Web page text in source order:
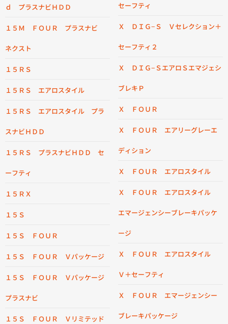
ｄ プラスナビＨＤＤ
１５Ｍ ＦＯＵＲ プラスナビ
ネクスト
１５ＲＳ
１５ＲＳ エアロスタイル
１５ＲＳ エアロスタイル プラ
スナビＨＤＤ
１５ＲＳ プラスナビＨＤＤ セ
ーフティ
１５ＲＸ
１５Ｓ
１５Ｓ ＦＯＵＲ
１５Ｓ ＦＯＵＲ Ｖパッケージ
１５Ｓ ＦＯＵＲ Ｖパッケージ
プラスナビ
１５Ｓ ＦＯＵＲ Ｖリミテッド
セーフティ
Ｘ ＤＩＧ−Ｓ Ｖセレクション＋
セーフティ２
Ｘ ＤＩＧ−ＳエアロＳエマジェシ
ブレキＰ
Ｘ ＦＯＵＲ
Ｘ ＦＯＵＲ エアリーグレーエ
ディション
Ｘ ＦＯＵＲ エアロスタイル
Ｘ ＦＯＵＲ エアロスタイル
エマージェンシーブレーキパッケ
ージ
Ｘ ＦＯＵＲ エアロスタイル
Ｖ＋セーフティ
Ｘ ＦＯＵＲ エマージェンシー
ブレーキパッケージ